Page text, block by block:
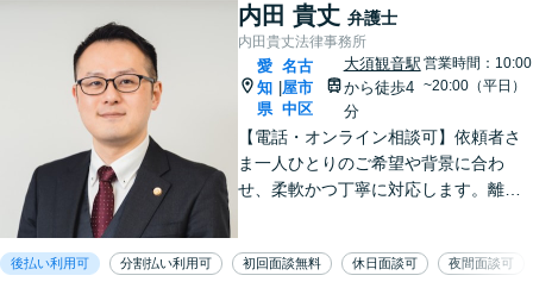
内田 貴丈 弁護士
内田貴丈法律事務所
愛
知
県
名古
屋市
中区
大須観音駅
から徒歩4
分
営業時間：10:00
~20:00（平日）
【電話・オンライン相談可】依頼者さ
ま一人ひとりのご希望や背景に合わ
せ、柔軟かつ丁寧に対応します。離
たします。ご相談ください。【大須観
後払い利用可 分割払い利用可 初回面談無料 休日面談可 夜間面談可